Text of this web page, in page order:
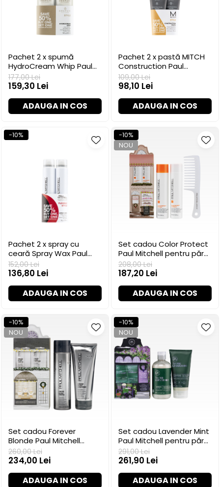
Pachet 2 x spumă
HydroCream Whip Paul
Mitchell, 200 ml
177,00 Lei
159,30 Lei
ADAUGA IN COS
Pachet 2 x pastă MITCH
Construction Paul
Mitchell, 75 ml
109,00 Lei
98,10 Lei
ADAUGA IN COS
-10%
Pachet 2 x spray cu
ceară Spray Wax Paul
Mitchell, 125 ml
152,00 Lei
136,80 Lei
ADAUGA IN COS
-10%
NOU
Set cadou Color Protect
Paul Mitchell pentru păr
vopsit
208,00 Lei
187,20 Lei
ADAUGA IN COS
-10%
NOU
Set cadou Forever
Blonde Paul Mitchell
pentru păr blond
260,00 Lei
234,00 Lei
ADAUGA IN COS
-10%
NOU
Set cadou Lavender Mint
Paul Mitchell pentru păr
uscat
291,00 Lei
261,90 Lei
ADAUGA IN COS